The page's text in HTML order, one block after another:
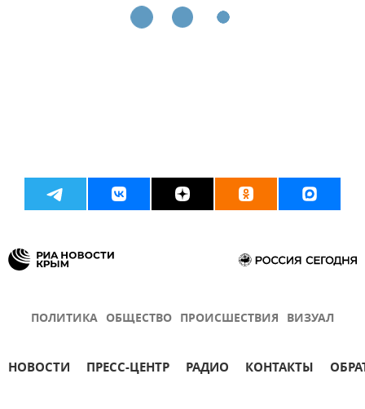
ПОЛИТИКА ОБЩЕСТВО ПРОИСШЕСТВИЯ ВИЗУАЛ
НОВОСТИ ПРЕСС-ЦЕНТР РАДИО КОНТАКТЫ